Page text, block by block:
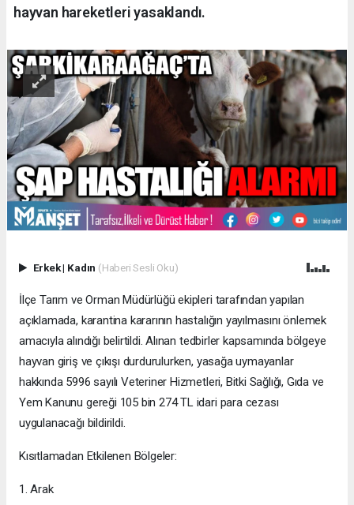
hayvan hareketleri yasaklandı.
Erkek| Kadın (Haberi Sesli Oku)
İlçe Tarım ve Orman Müdürlüğü ekipleri tarafından yapılan
açıklamada, karantina kararının hastalığın yayılmasını önlemek
amacıyla alındığı belirtildi. Alınan tedbirler kapsamında bölgeye
hayvan giriş ve çıkışı durdurulurken, yasağa uymayanlar
hakkında 5996 sayılı Veteriner Hizmetleri, Bitki Sağlığı, Gıda ve
Yem Kanunu gereği 105 bin 274 TL idari para cezası
uygulanacağı bildirildi.
Kısıtlamadan Etkilenen Bölgeler:
1. Arak